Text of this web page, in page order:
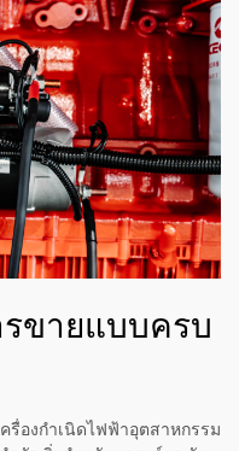
ขายแบบครบ
รื่องกำเนิดไฟฟ้าอุตสาหกรรม